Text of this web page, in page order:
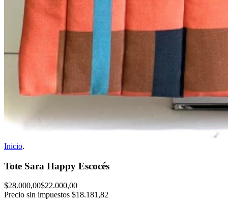
Inicio.
Tote Sara Happy Escocés
$28.000,00$22.000,00
Precio sin impuestos $18.181,82